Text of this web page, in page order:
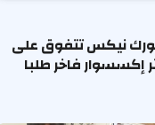
نيكس تتفوق على
إكسسوار فاخر طلبا